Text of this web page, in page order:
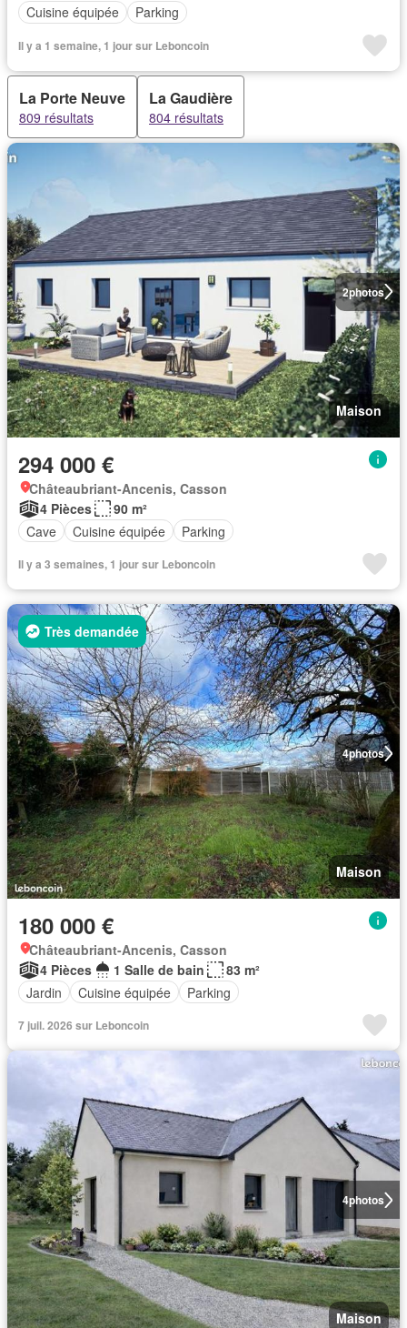
Cuisine équipée
Parking
Il y a 1 semaine, 1 jour sur Leboncoin
La Porte Neuve
809 résultats
La Gaudière
804 résultats
2photos
Maison
294 000 €
Châteaubriant-Ancenis, Casson
4 Pièces
90 m²
Cave
Cuisine équipée Parking
Il y a 3 semaines, 1 jour sur Leboncoin
4photos
Très demandée
Maison
180 000 €
Châteaubriant-Ancenis, Casson
4 Pièces
1 Salle de bain
83 m²
Jardin
Cuisine équipée Parking
7 juil. 2026 sur Leboncoin
4photos
Maison